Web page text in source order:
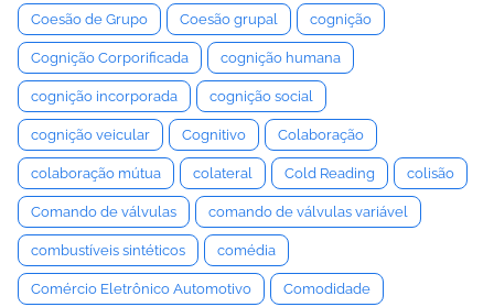
Coesão de Grupo Coesão grupal cognição
Cognição Corporificada cognição humana
cognição incorporada cognição social
cognição veicular Cognitivo Colaboração
colaboração mútua colateral Cold Reading colisão
Comando de válvulas comando de válvulas variável
combustíveis sintéticos comédia
Comércio Eletrônico Automotivo Comodidade